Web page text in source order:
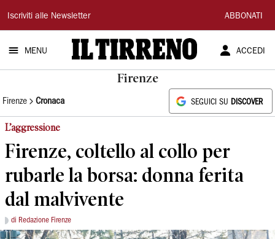
Il
Tirreno
Iscriviti alle Newsletter ABBONATI
MENU ACCEDI
Firenze
Firenze Cronaca SEGUICI SU DISCOVER
L’aggressione
Firenze, coltello al collo per
rubarle la borsa: donna ferita
dal malvivente
di Redazione Firenze